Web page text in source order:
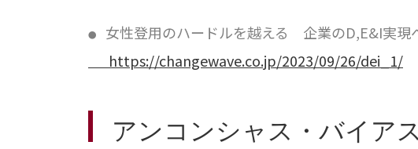
● 女性登用のハードルを越える 企業のD,E&I実現
https://changewave.co.jp/2023/09/26/dei_1/
アンコンシャス・バイア